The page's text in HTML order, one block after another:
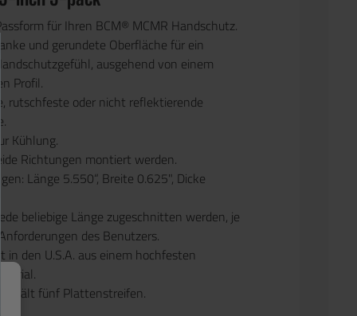
für Ihren BCM® MCMR Handschutz.
und gerundete Oberfläche für ein
Handschutzgefühl, ausgehend von einem
Profil.
rutschfeste oder nicht reflektierende
Kühlung.
Richtungen montiert werden.
Länge 5.550“, Breite 0.625", Dicke
jede beliebige Länge zugeschnitten werden, je
Anforderungen des Benutzers.
in den U.S.A. aus einem hochfesten
enthält fünf Plattenstreifen.